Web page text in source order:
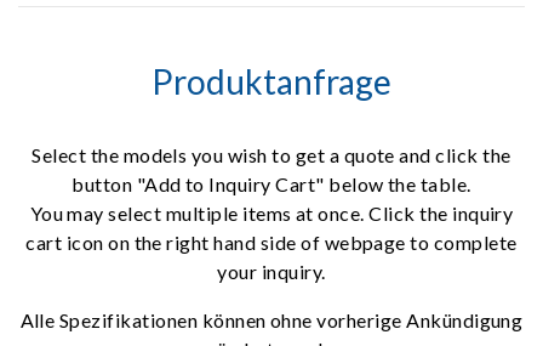
Produktanfrage
Select the models you wish to get a quote and click the
button "Add to Inquiry Cart" below the table.
You may select multiple items at once. Click the inquiry
cart icon on the right hand side of webpage to complete
your inquiry.
Alle Spezifikationen können ohne vorherige Ankündigung